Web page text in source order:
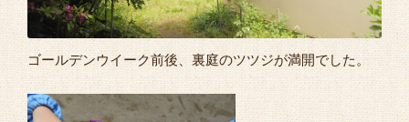
ゴールデンウイーク前後、裏庭のツツジが満開でした。